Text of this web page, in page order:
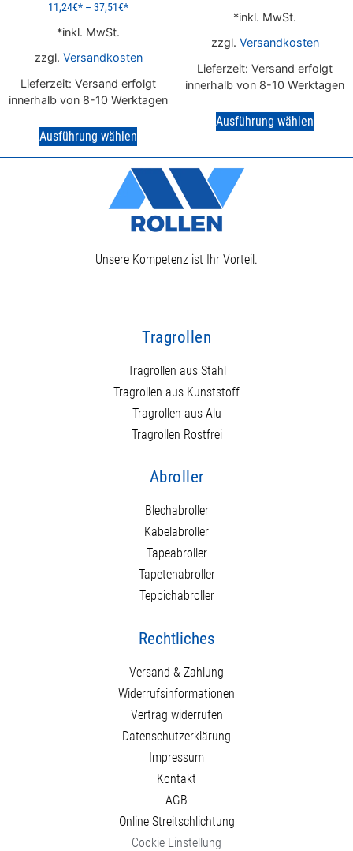
11,24€ – 37,51€
inkl. MwSt.
zzgl. Versandkosten
Lieferzeit: Versand erfolgt
innerhalb von 8-10 Werktagen
Ausführung wählen
inkl. MwSt.
zzgl. Versandkosten
Lieferzeit: Versand erfolgt
innerhalb von 8-10 Werktagen
Ausführung wählen
Unsere Kompetenz ist Ihr Vorteil.
Tragrollen
Tragrollen aus Stahl
Tragrollen aus Kunststoff
Tragrollen aus Alu
Tragrollen Rostfrei
Abroller
Blechabroller
Kabelabroller
Tapeabroller
Tapetenabroller
Teppichabroller
Rechtliches
Versand & Zahlung
Widerrufsinformationen
Vertrag widerrufen
Datenschutzerklärung
Impressum
Kontakt
AGB
Online Streitschlichtung
Cookie Einstellung